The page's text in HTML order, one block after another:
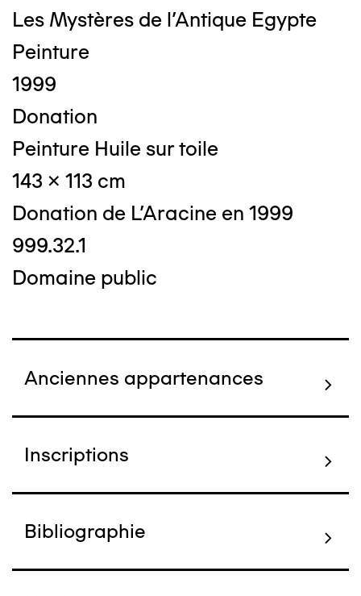
Les Mystères de l'Antique Egypte
Peinture
1999
Donation
Peinture Huile sur toile
143 x 113 cm
Donation de L'Aracine en 1999
999.32.1
Domaine public
Anciennes appartenances
Inscriptions
Bibliographie